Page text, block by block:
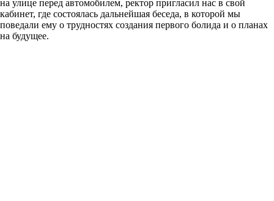
на улице перед автомобилем, ректор пригласил нас в свой
кабинет, где состоялась дальнейшая беседа, в которой мы
поведали ему о трудностях создания первого болида и о планах
на будущее.